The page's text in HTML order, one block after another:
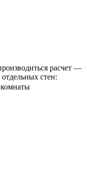
расчет —
стен: